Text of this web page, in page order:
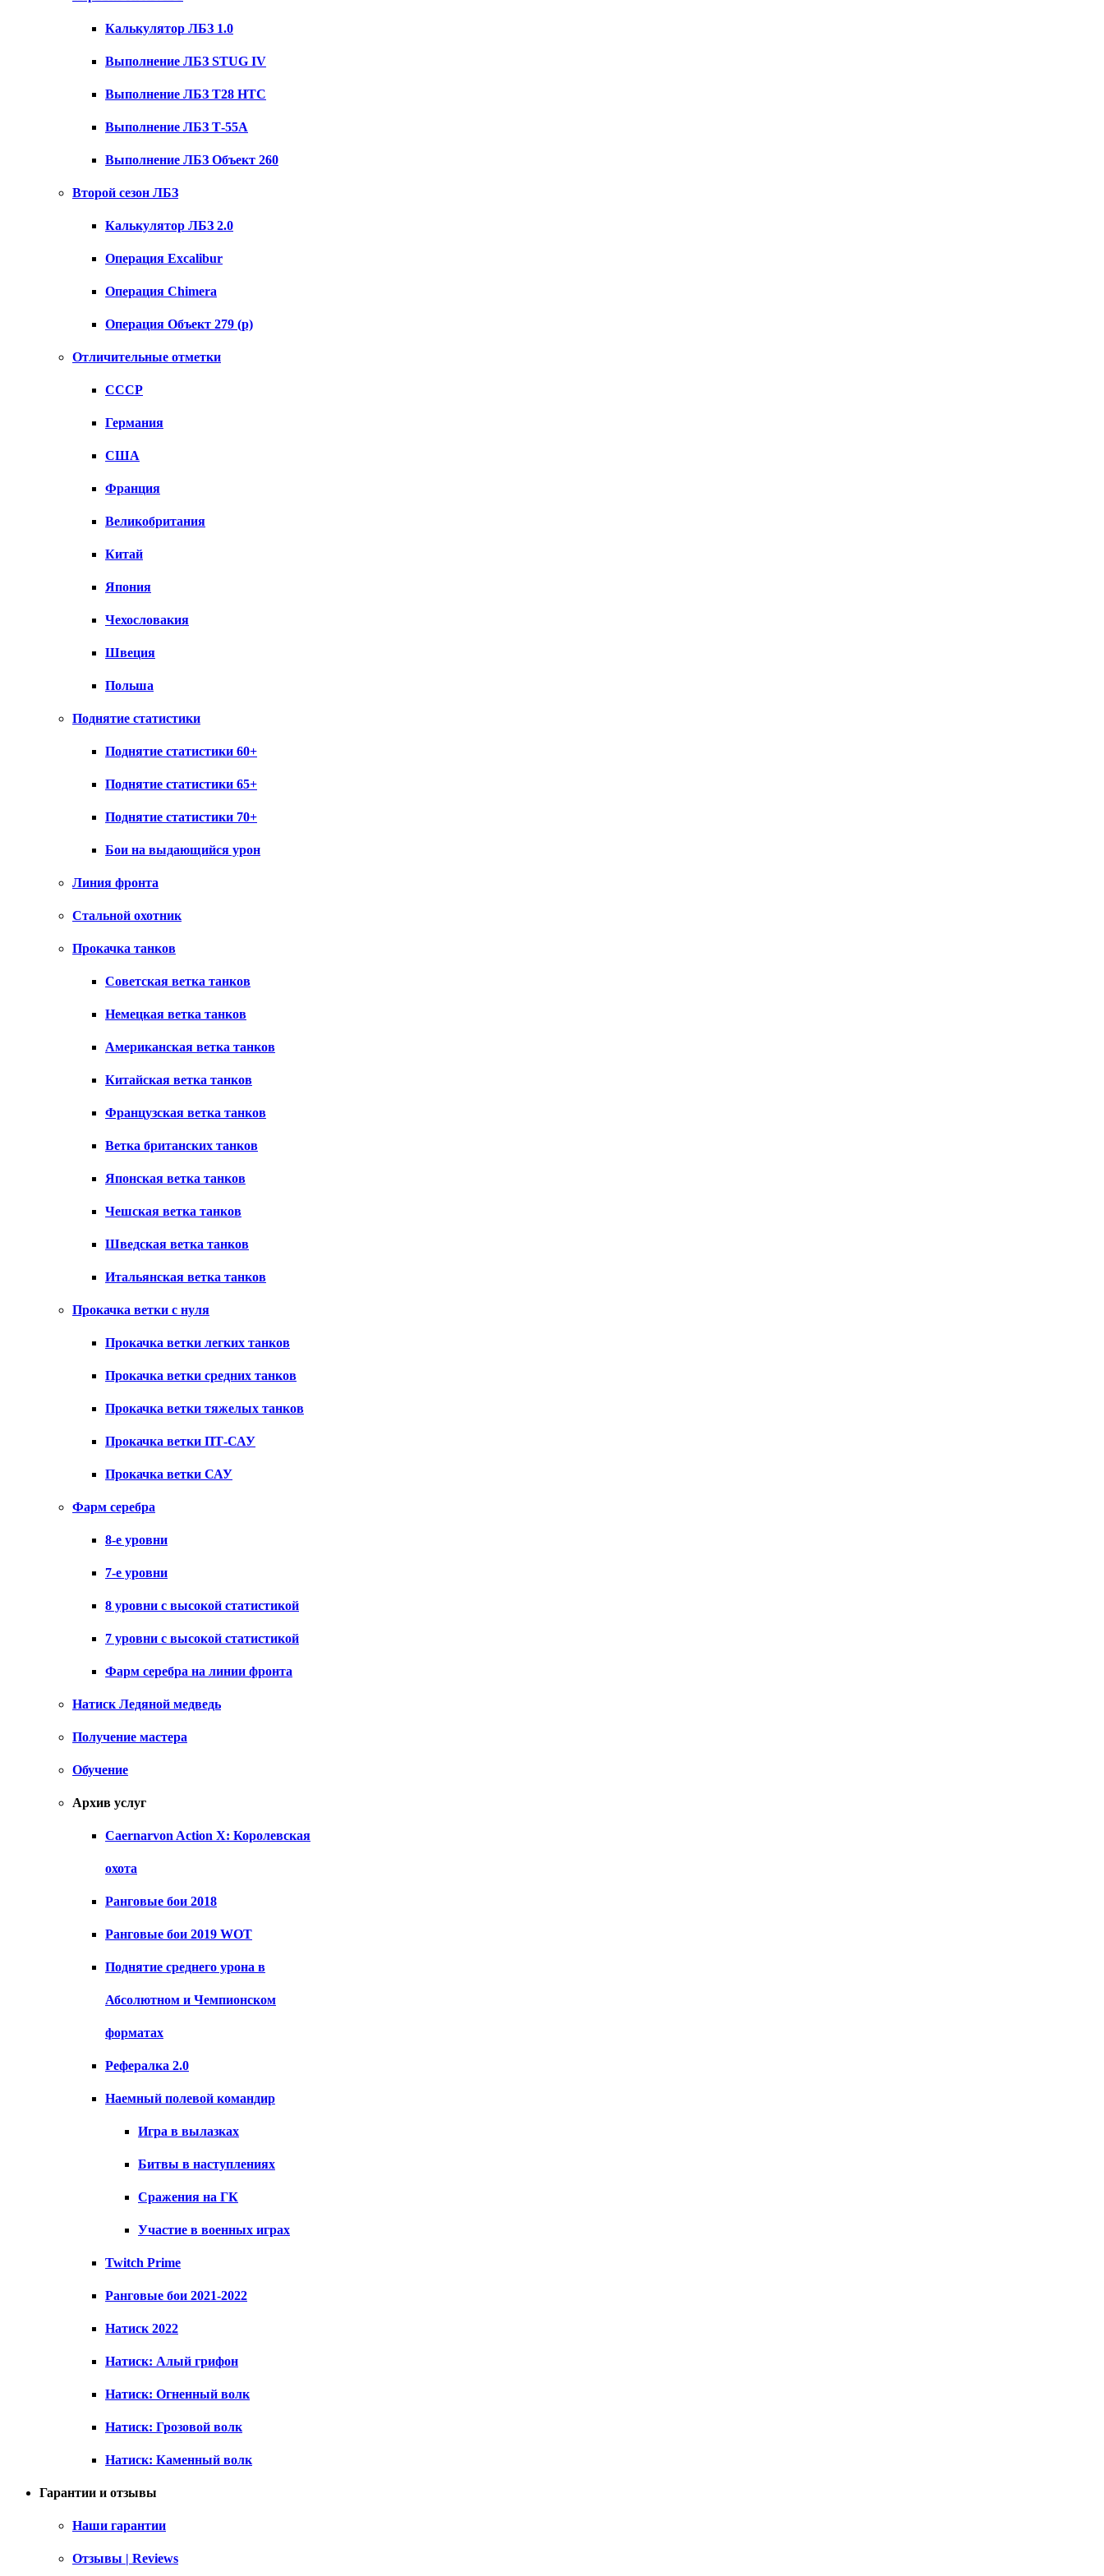
Калькулятор ЛБЗ 1.0
Выполнение ЛБЗ STUG IV
Выполнение ЛБЗ T28 HTC
Выполнение ЛБЗ Т-55А
Выполнение ЛБЗ Объект 260
Второй сезон ЛБЗ
Калькулятор ЛБЗ 2.0
Операция Excalibur
Операция Chimera
Операция Объект 279 (р)
Отличительные отметки
СССР
Германия
США
Франция
Великобритания
Китай
Япония
Чехословакия
Швеция
Польша
Поднятие статистики
Поднятие статистики 60+
Поднятие статистики 65+
Поднятие статистики 70+
Бои на выдающийся урон
Линия фронта
Стальной охотник
Прокачка танков
Советская ветка танков
Немецкая ветка танков
Американская ветка танков
Китайская ветка танков
Французская ветка танков
Ветка британских танков
Японская ветка танков
Чешская ветка танков
Шведская ветка танков
Итальянская ветка танков
Прокачка ветки с нуля
Прокачка ветки легких танков
Прокачка ветки средних танков
Прокачка ветки тяжелых танков
Прокачка ветки ПТ-САУ
Прокачка ветки САУ
Фарм серебра
8-е уровни
7-е уровни
8 уровни с высокой статистикой
7 уровни с высокой статистикой
Фарм серебра на линии фронта
Натиск Ледяной медведь
Получение мастера
Обучение
Архив услуг
Caernarvon Action X: Королевская
охота
Ранговые бои 2018
Ранговые бои 2019 WOT
Поднятие среднего урона в
Абсолютном и Чемпионском
форматах
Рефералка 2.0
Наемный полевой командир
Игра в вылазках
Битвы в наступлениях
Сражения на ГК
Участие в военных играх
Twitch Prime
Ранговые бои 2021-2022
Натиск 2022
Натиск: Алый грифон
Натиск: Огненный волк
Натиск: Грозовой волк
Натиск: Каменный волк
Гарантии и отзывы
Наши гарантии
Отзывы | Reviews